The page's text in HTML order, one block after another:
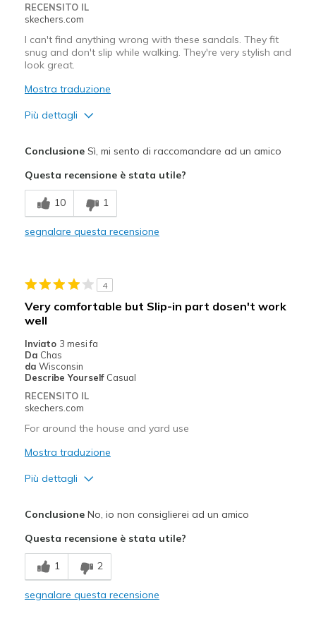
Width
Sizing
Feels half size too small
View On Shoes
I'm Into Shoes
RECENSITO IL
skechers.com
I can't find anything wrong with these sandals. They fit
snug and don't slip while walking. They're very stylish and
look great.
Mostra traduzione
Più dettagli
Comfortable
Great looking and feel
Casual Wear
Going Out
Travel
Width
Feels true to width
Sizing
View On Shoes
ConclusioneSì, mi sento di raccomandare ad un amico
Questa recensione è stata utile?
10 1
segnalare questa recensione
4
Very comfortable but Slip-in part dosen't work
well
Inviato 3 mesi fa
Da Chas
da Wisconsin
Describe Yourself Casual
RECENSITO IL
skechers.com
For around the house and yard use
Mostra traduzione
Più dettagli
Migliori Utilizzi:
Casual Wear
ConclusioneNo, io non consiglierei ad un amico
Questa recensione è stata utile?
1 2
segnalare questa recensione